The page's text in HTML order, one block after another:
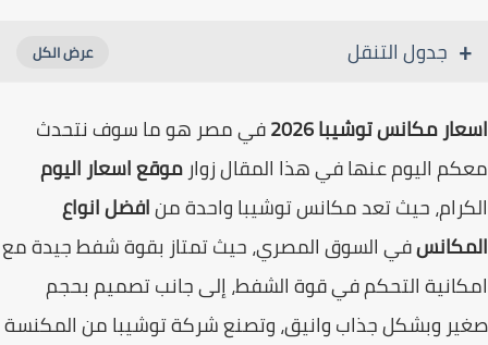
جدول التنقل
مكانس توشيبا 2026
في مصر هو ما سوف نتحدث
اليوم عنها في هذا المقال زوارموقع اسعار اليوم
حيث تعد مكانس توشيبا واحدة منافضل انواع
في السوق المصري، حيث تمتاز بقوة شفط جيدة مع
التحكم في قوة الشفط، إلى جانب تصميم بحجم
وبشكل جذاب وانيق، وتصنع شركة توشيبا من المكنسة